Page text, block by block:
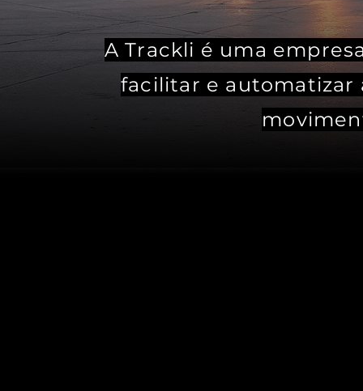
A Trackli é uma
facilitar e automatizar